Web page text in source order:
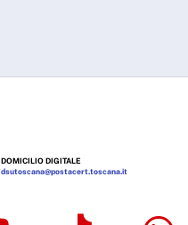
DOMICILIO DIGITALE
dsutoscana@postacert.toscana.it